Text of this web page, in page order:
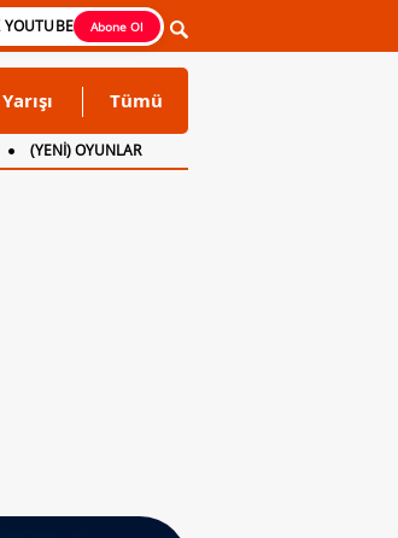
YOUTUBE Abone Ol
Tümü
(YENİ) OYUNLAR